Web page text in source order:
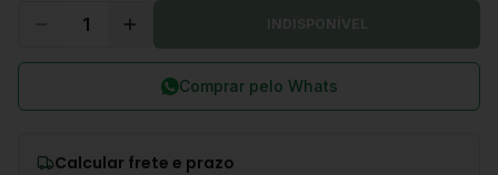
1
Comprar pelo Whats
Calcular frete e prazo